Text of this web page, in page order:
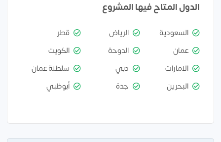
الدول المتاح فيها المشروع
السعودية الرياض
قطر
عمان
الدوحة
الكويت
الامارات
دبي
سلطنة عمان
البحرين
جدة أبوظبي